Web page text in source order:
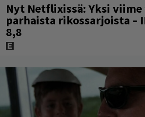
Nyt Netflixissä: Yksi viime
parhaista rikossarjoista –
8,8